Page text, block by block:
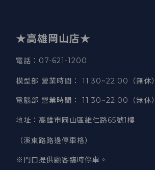
★高雄岡山店★
電話：07-621-1200
模型部 營業時間 ： 11:30~22:00（無休）
電腦部 營業時間 ： 11:30~22:00（無休）
地址 ： 高雄市岡山區維仁路65號1樓
（溪東路路邊停車格）
※門口提供顧客臨時停車。